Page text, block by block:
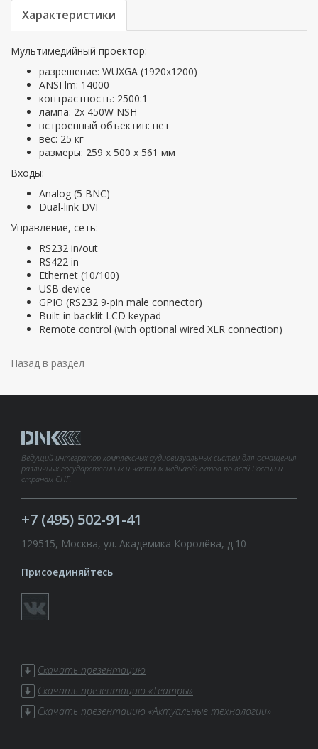
Характеристики
Мультимедийный проектор:
разрешение: WUXGA (1920х1200)
ANSI lm: 14000
контрастность: 2500:1
лампа: 2x 450W NSH
встроенный объектив: нет
вес: 25 кг
размеры: 259 х 500 х 561 мм
Входы:
Analog (5 BNC)
Dual-link DVI
Управление, сеть:
RS232 in/out
RS422 in
Ethernet (10/100)
USB device
GPIO (RS232 9-pin male connector)
Built-in backlit LCD keypad
Remote control (with optional wired XLR connection)
Назад в раздел
Ведущий интегратор комплексных аудиовизуальных систем для оснащения
различных государственных и частных медиаобъектов по всей России и
странам СНГ.
+7 (495) 502-91-41
129515, Москва, ул. Академика Королёва, д.10
Присоединяйтесь
Скачать презентацию
Скачать презентацию «Театры»
Скачать презентацию «Актуальные технологии»